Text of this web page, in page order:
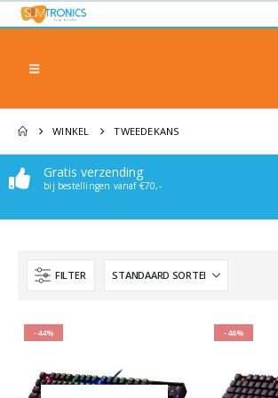
WINKEL TWEEDEKANS
Gratis verzending
bij bestellingen vanaf €70,-
FILTER
-44% -46%